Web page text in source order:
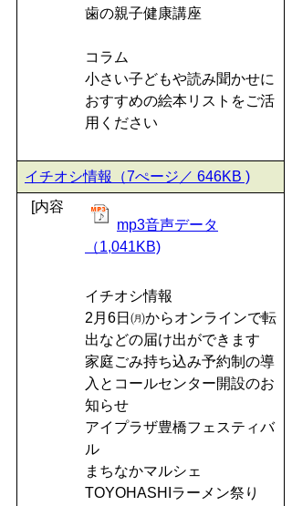
歯の親子健康講座
コラム
小さい子どもや読み聞かせに
おすすめの絵本リストをご活
用ください
イチオシ情報（7ぺージ／ 646KB )
[内容
mp3音声データ
（1,041KB)
イチオシ情報
2月6日㈪からオンラインで転
出などの届け出ができます
家庭ごみ持ち込み予約制の導
入とコールセンター開設のお
知らせ
アイプラザ豊橋フェスティバ
ル
まちなかマルシェ
TOYOHASHIラーメン祭り